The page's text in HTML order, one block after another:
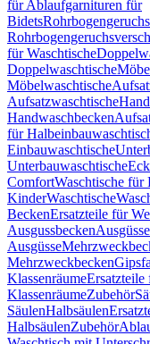
für Ablaufgarnituren für
Bidets
für Waschtische
Doppelwaschtische
Möbelwaschtische
Aufsatzwaschtische
Handwaschbecken
für
Einbauwaschtische
Unterbauwaschtische
ComfortWaschtische für
KinderWaschtische
BeckenErsatzteile für
AusgussbeckenAusgüsse
Ausgüsse
Mehrzweckbecken
KlassenräumeErsatzteile
KlassenräumeZubehör
SäulenHalbsäulen
HalbsäulenZubehör